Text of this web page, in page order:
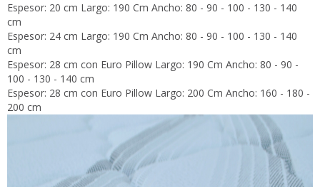
Espesor: 20 cm Largo: 190 Cm Ancho: 80 - 90 - 100 - 130 - 140
cm
Espesor: 24 cm Largo: 190 Cm Ancho: 80 - 90 - 100 - 130 - 140
cm
Espesor: 28 cm con Euro Pillow Largo: 190 Cm Ancho: 80 - 90 -
100 - 130 - 140 cm
Espesor: 28 cm con Euro Pillow Largo: 200 Cm Ancho: 160 - 180 -
200 cm